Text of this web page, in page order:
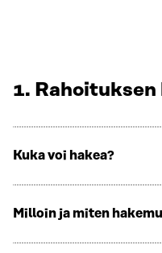
1. Rahoituksen
Kuka voi hakea?
Milloin ja miten